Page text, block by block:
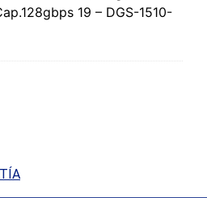
19 – DGS-1510-